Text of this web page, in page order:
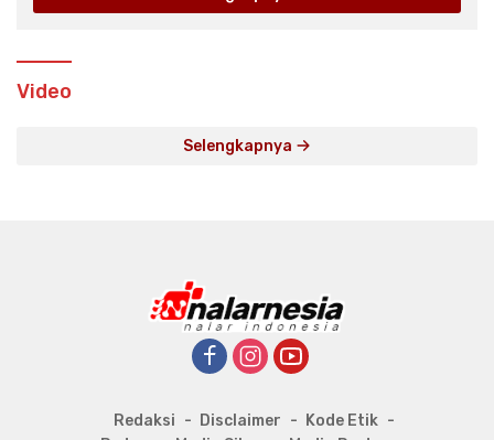
Video
Selengkapnya
Redaksi Disclaimer
Kode Etik